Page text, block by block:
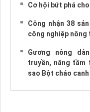
Cơ hội bứt phá
Công nhận 38
công nghiệp nông
Gương nông
truyền, nâng tầm
sao Bột cháo